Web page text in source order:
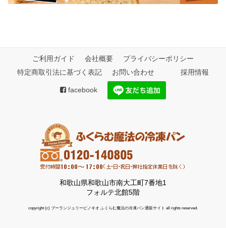
ご利用ガイド 会社概要
プライバシーポリシー
特定商取引法に基づく表記
お問い合わせ 採用情報
facebook
和歌山県和歌山市南大工町7番地1
フォルテ北館5階
copyright (c) ブーランジュリーピノキオ ふくらむ魔法の冷凍パン通販サイト all rights reserved.